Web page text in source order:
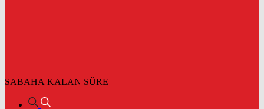
SABAHA KALAN SÜRE